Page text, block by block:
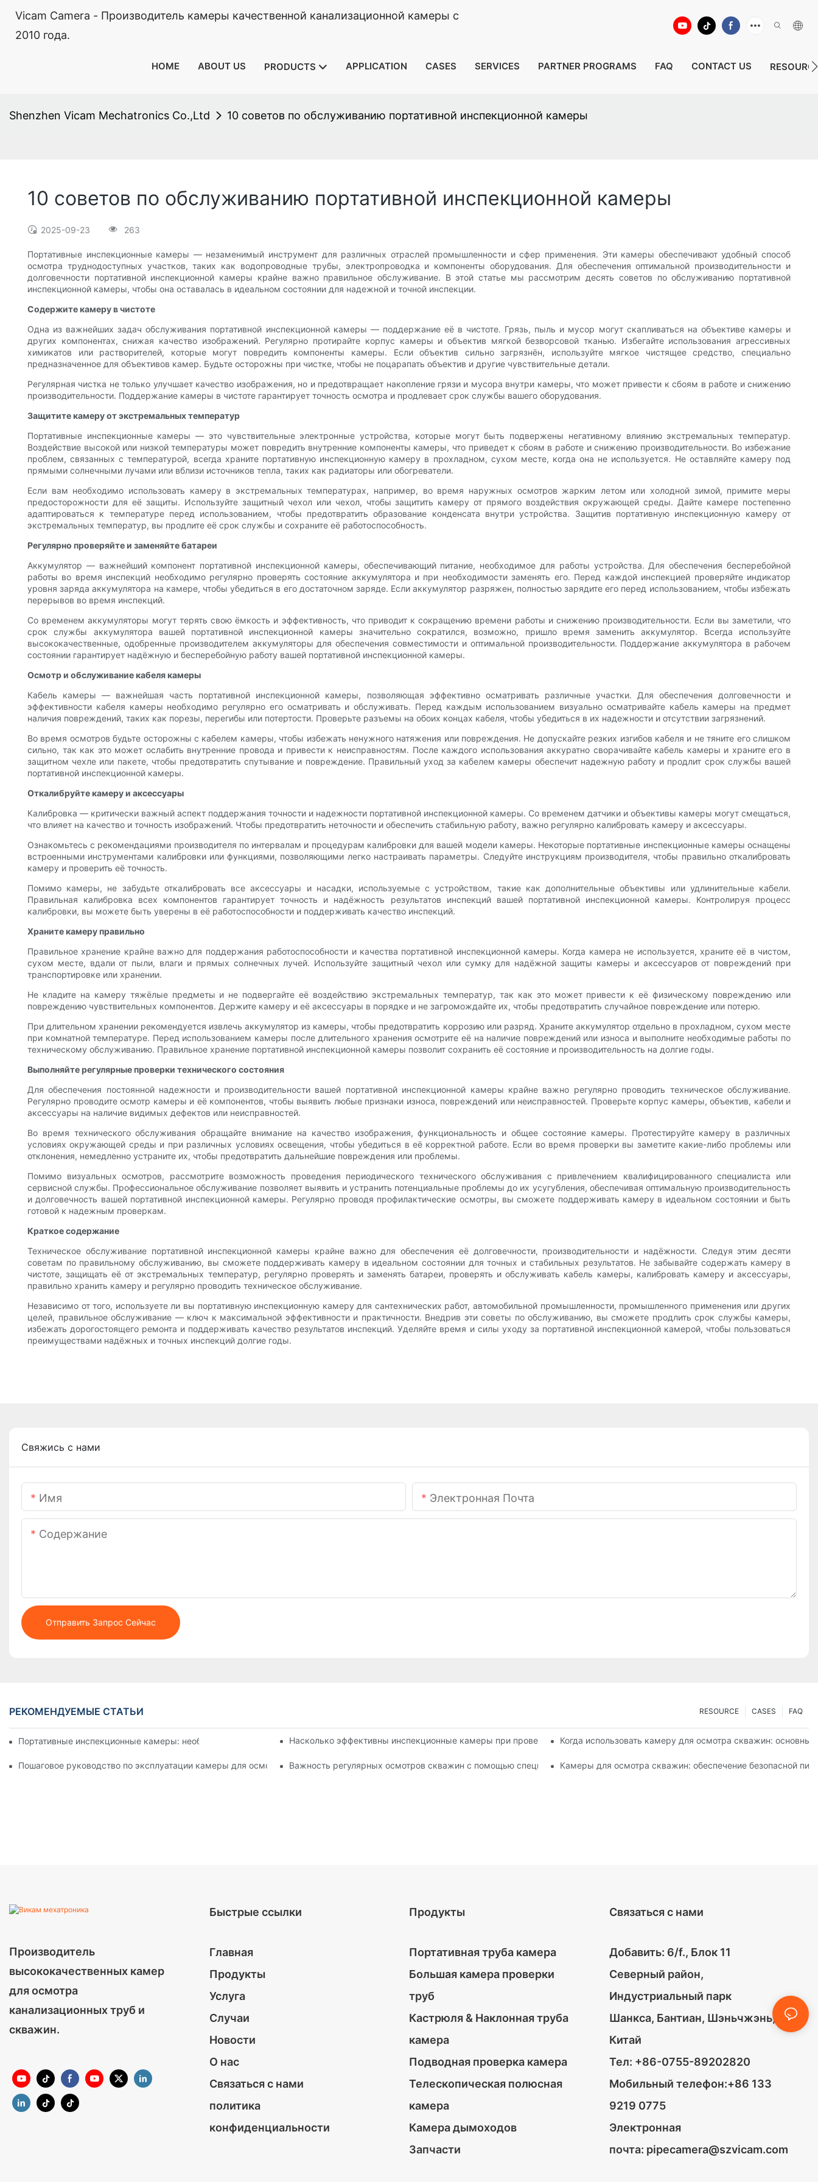
Vicam Camera - Производитель камеры качественной канализационной камеры с
2010 года.
HOME ABOUT US PRODUCTS APPLICATION CASES SERVICES PARTNER PROGRAMS FAQ CONTACT US
Shenzhen Vicam Mechatronics Co.,Ltd 10 советов по обслуживанию портативной инспекционной камеры
10 советов по обслуживанию портативной инспекционной камеры
2025-09-23 263
Портативные инспекционные камеры — незаменимый инструмент для различных отраслей промышленности и сфер применения. Эти камеры обеспечивают удобный способ
осмотра труднодоступных участков, таких как водопроводные трубы, электропроводка и компоненты оборудования. Для обеспечения оптимальной производительности и
долговечности портативной инспекционной камеры крайне важно правильное обслуживание. В этой статье мы рассмотрим десять советов по обслуживанию портативной
инспекционной камеры, чтобы она оставалась в идеальном состоянии для надежной и точной инспекции.
Содержите камеру в чистоте
Одна из важнейших задач обслуживания портативной инспекционной камеры — поддержание её в чистоте. Грязь, пыль и мусор могут скапливаться на объективе камеры и
других компонентах, снижая качество изображений. Регулярно протирайте корпус камеры и объектив мягкой безворсовой тканью. Избегайте использования агрессивных
химикатов или растворителей, которые могут повредить компоненты камеры. Если объектив сильно загрязнён, используйте мягкое чистящее средство, специально
предназначенное для объективов камер. Будьте осторожны при чистке, чтобы не поцарапать объектив и другие чувствительные детали.
Регулярная чистка не только улучшает качество изображения, но и предотвращает накопление грязи и мусора внутри камеры, что может привести к сбоям в работе и снижению
производительности. Поддержание камеры в чистоте гарантирует точность осмотра и продлевает срок службы вашего оборудования.
Защитите камеру от экстремальных температур
Портативные инспекционные камеры — это чувствительные электронные устройства, которые могут быть подвержены негативному влиянию экстремальных температур.
Воздействие высокой или низкой температуры может повредить внутренние компоненты камеры, что приведет к сбоям в работе и снижению производительности. Во избежание
проблем, связанных с температурой, всегда храните портативную инспекционную камеру в прохладном, сухом месте, когда она не используется. Не оставляйте камеру под
прямыми солнечными лучами или вблизи источников тепла, таких как радиаторы или обогреватели.
Если вам необходимо использовать камеру в экстремальных температурах, например, во время наружных осмотров жарким летом или холодной зимой, примите меры
предосторожности для её защиты. Используйте защитный чехол или чехол, чтобы защитить камеру от прямого воздействия окружающей среды. Дайте камере постепенно
адаптироваться к температуре перед использованием, чтобы предотвратить образование конденсата внутри устройства. Защитив портативную инспекционную камеру от
экстремальных температур, вы продлите её срок службы и сохраните её работоспособность.
Регулярно проверяйте и заменяйте батареи
Аккумулятор — важнейший компонент портативной инспекционной камеры, обеспечивающий питание, необходимое для работы устройства. Для обеспечения бесперебойной
работы во время инспекций необходимо регулярно проверять состояние аккумулятора и при необходимости заменять его. Перед каждой инспекцией проверяйте индикатор
уровня заряда аккумулятора на камере, чтобы убедиться в его достаточном заряде. Если аккумулятор разряжен, полностью зарядите его перед использованием, чтобы избежать
перерывов во время инспекций.
Со временем аккумуляторы могут терять свою ёмкость и эффективность, что приводит к сокращению времени работы и снижению производительности. Если вы заметили, что
срок службы аккумулятора вашей портативной инспекционной камеры значительно сократился, возможно, пришло время заменить аккумулятор. Всегда используйте
высококачественные, одобренные производителем аккумуляторы для обеспечения совместимости и оптимальной производительности. Поддержание аккумулятора в рабочем
состоянии гарантирует надёжную и бесперебойную работу вашей портативной инспекционной камеры.
Осмотр и обслуживание кабеля камеры
Кабель камеры — важнейшая часть портативной инспекционной камеры, позволяющая эффективно осматривать различные участки. Для обеспечения долговечности и
эффективности кабеля камеры необходимо регулярно его осматривать и обслуживать. Перед каждым использованием визуально осматривайте кабель камеры на предмет
наличия повреждений, таких как порезы, перегибы или потертости. Проверьте разъемы на обоих концах кабеля, чтобы убедиться в их надежности и отсутствии загрязнений.
Во время осмотров будьте осторожны с кабелем камеры, чтобы избежать ненужного натяжения или повреждения. Не допускайте резких изгибов кабеля и не тяните его слишком
сильно, так как это может ослабить внутренние провода и привести к неисправностям. После каждого использования аккуратно сворачивайте кабель камеры и храните его в
защитном чехле или пакете, чтобы предотвратить спутывание и повреждение. Правильный уход за кабелем камеры обеспечит надежную работу и продлит срок службы вашей
портативной инспекционной камеры.
Откалибруйте камеру и аксессуары
Калибровка — критически важный аспект поддержания точности и надежности портативной инспекционной камеры. Со временем датчики и объективы камеры могут смещаться,
что влияет на качество и точность изображений. Чтобы предотвратить неточности и обеспечить стабильную работу, важно регулярно калибровать камеру и аксессуары.
Ознакомьтесь с рекомендациями производителя по интервалам и процедурам калибровки для вашей модели камеры. Некоторые портативные инспекционные камеры оснащены
встроенными инструментами калибровки или функциями, позволяющими легко настраивать параметры. Следуйте инструкциям производителя, чтобы правильно откалибровать
камеру и проверить её точность.
Помимо камеры, не забудьте откалибровать все аксессуары и насадки, используемые с устройством, такие как дополнительные объективы или удлинительные кабели.
Правильная калибровка всех компонентов гарантирует точность и надёжность результатов инспекций вашей портативной инспекционной камеры. Контролируя процесс
калибровки, вы можете быть уверены в её работоспособности и поддерживать качество инспекций.
Храните камеру правильно
Правильное хранение крайне важно для поддержания работоспособности и качества портативной инспекционной камеры. Когда камера не используется, храните её в чистом,
сухом месте, вдали от пыли, влаги и прямых солнечных лучей. Используйте защитный чехол или сумку для надёжной защиты камеры и аксессуаров от повреждений при
транспортировке или хранении.
Не кладите на камеру тяжёлые предметы и не подвергайте её воздействию экстремальных температур, так как это может привести к её физическому повреждению или
повреждению чувствительных компонентов. Держите камеру и её аксессуары в порядке и не загромождайте их, чтобы предотвратить случайное повреждение или потерю.
При длительном хранении рекомендуется извлечь аккумулятор из камеры, чтобы предотвратить коррозию или разряд. Храните аккумулятор отдельно в прохладном, сухом месте
при комнатной температуре. Перед использованием камеры после длительного хранения осмотрите её на наличие повреждений или износа и выполните необходимые работы по
техническому обслуживанию. Правильное хранение портативной инспекционной камеры позволит сохранить её состояние и производительность на долгие годы.
Выполняйте регулярные проверки технического состояния
Для обеспечения постоянной надежности и производительности вашей портативной инспекционной камеры крайне важно регулярно проводить техническое обслуживание.
Регулярно проводите осмотр камеры и её компонентов, чтобы выявить любые признаки износа, повреждений или неисправностей. Проверьте корпус камеры, объектив, кабели и
аксессуары на наличие видимых дефектов или неисправностей.
Во время технического обслуживания обращайте внимание на качество изображения, функциональность и общее состояние камеры. Протестируйте камеру в различных
условиях окружающей среды и при различных условиях освещения, чтобы убедиться в её корректной работе. Если во время проверки вы заметите какие-либо проблемы или
отклонения, немедленно устраните их, чтобы предотвратить дальнейшие повреждения или проблемы.
Помимо визуальных осмотров, рассмотрите возможность проведения периодического технического обслуживания с привлечением квалифицированного специалиста или
сервисной службы. Профессиональное обслуживание позволяет выявить и устранить потенциальные проблемы до их усугубления, обеспечивая оптимальную производительность
и долговечность вашей портативной инспекционной камеры. Регулярно проводя профилактические осмотры, вы сможете поддерживать камеру в идеальном состоянии и быть
готовой к надежным проверкам.
Краткое содержание
Техническое обслуживание портативной инспекционной камеры крайне важно для обеспечения её долговечности, производительности и надёжности. Следуя этим десяти
советам по правильному обслуживанию, вы сможете поддерживать камеру в идеальном состоянии для точных и стабильных результатов. Не забывайте содержать камеру в
чистоте, защищать её от экстремальных температур, регулярно проверять и заменять батареи, проверять и обслуживать кабель камеры, калибровать камеру и аксессуары,
правильно хранить камеру и регулярно проводить техническое обслуживание.
Независимо от того, используете ли вы портативную инспекционную камеру для сантехнических работ, автомобильной промышленности, промышленного применения или других
целей, правильное обслуживание — ключ к максимальной эффективности и практичности. Внедрив эти советы по обслуживанию, вы сможете продлить срок службы камеры,
избежать дорогостоящего ремонта и поддерживать качество результатов инспекций. Уделяйте время и силы уходу за портативной инспекционной камерой, чтобы пользоваться
преимуществами надёжных и точных инспекций долгие годы.
Свяжись с нами
Имя Электронная Почта
Содержание
Отправить Запрос Сейчас
РЕКОМЕНДУЕМЫЕ СТАТЬИ FAQ
CASES
RESOURCE
Портативные инспекционные камеры: необходимые инструменты для профессионаловНасколько эффективны инспекционные камеры при проверке качества воды?Когда использовать камеру для осмотра скважин: основные
Пошаговое руководство по эксплуатации камеры для осмотра скважинВажность регулярных осмотров скважин с помощью специализированных камерКамеры для осмотра скважин: обеспечение безопасной
Производитель
высококачественных камер
для осмотра
канализационных труб и
скважин.
Быстрые ссылки
Главная
Продукты
Услуга
Случаи
Новости
О нас
Связаться с нами
политика
конфиденциальности
Продукты
Портативная труба камера
Большая камера проверки
труб
Кастрюля & Наклонная труба
камера
Подводная проверка камера
Телескопическая полюсная
камера
Камера дымоходов
Запчасти
Связаться с нами
Добавить: 6/f., Блок 11
Северный район,
Индустриальный парк
Шанкса, Бантиан, Шэньчжэнь,
Китай
Тел: +86-0755-89202820
Мобильный телефон:+86 133
9219 0775
Электронная
почта: pipecamera@szvicam.com